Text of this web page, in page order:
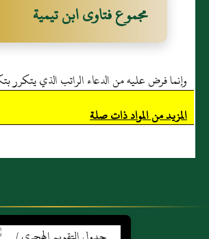
مجموع فتاوى ابن تيمية
وإنما فرض عليه من الدعاء الراتب الذي يتكرر
المزيد من المواد ذات صلة